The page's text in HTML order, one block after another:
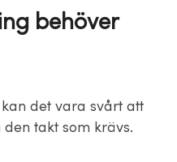
behöver
det vara svårt att
takt som krävs.